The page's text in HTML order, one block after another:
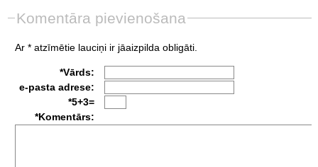
Komentāra pievienošana
Ar * atzīmētie lauciņi ir jāaizpilda obligāti.
*Vārds:
e-pasta adrese:
*5+3=
*Komentārs: